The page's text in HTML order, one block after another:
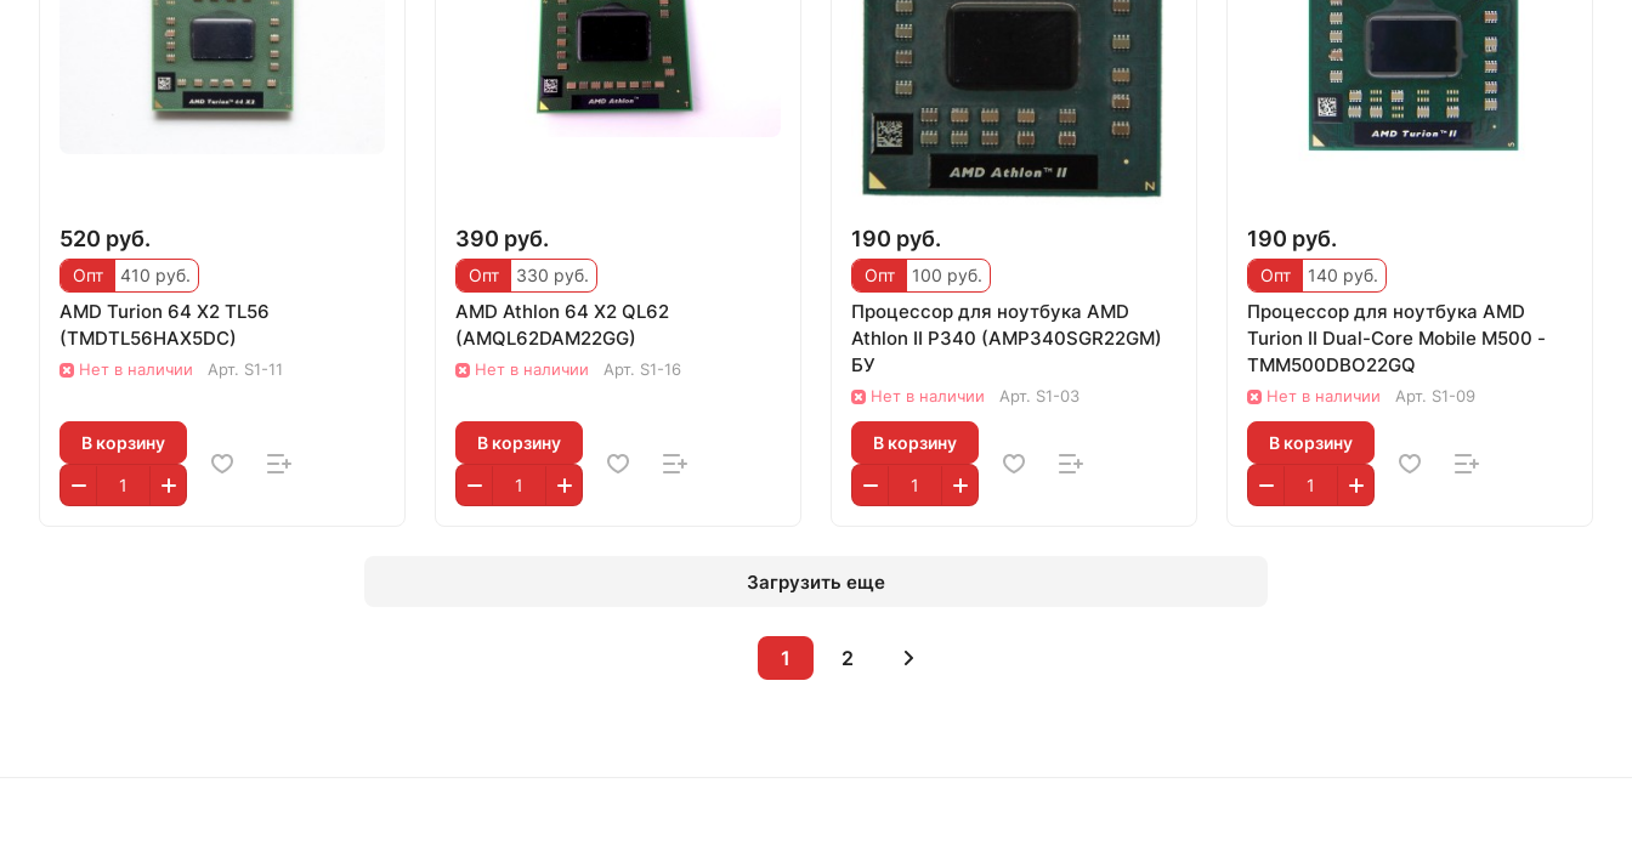
520 руб.
Опт 410 руб.
AMD Turion 64 X2 TL56
(TMDTL56HAX5DC)
Нет в наличии Арт. S1-11
В корзину
390 руб.
Опт 330 руб.
AMD Athlon 64 X2 QL62
(AMQL62DAM22GG)
Нет в наличии Арт. S1-16
В корзину
190 руб.
Опт 100 руб.
Процессор для ноутбука AMD
Athlon II P340 (AMP340SGR22GM)
БУ
Нет в наличии Арт. S1-03
В корзину
190 руб.
Опт 140 руб.
Процессор для ноутбука AMD
Turion II Dual-Core Mobile M500 -
TMM500DBO22GQ
Нет в наличии Арт. S1-09
В корзину
Загрузить еще
1 2